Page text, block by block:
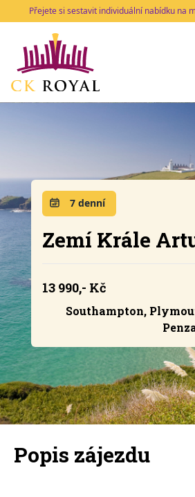
Přejete si sestavit individuální nabídku na
7 denní
Zemí Krále
13 990,- Kč
Southampton,
Popis zájezdu